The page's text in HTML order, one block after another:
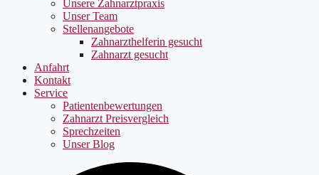
Unsere Zahnarztpraxis
Unser Team
Stellenangebote
Zahnarzthelferin gesucht
Zahnarzt gesucht
Anfahrt
Kontakt
Service
Patientenbewertungen
Zahnarzt Preisvergleich
Sprechzeiten
Unser Blog